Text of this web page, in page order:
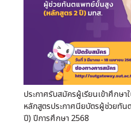
ประกาศรับสมัครผู้เรียนเข้าศึกษ
หลักสูตรประกาศนียบัตรผู้ช่วยทั
ปี) ปีการศึกษา 2568